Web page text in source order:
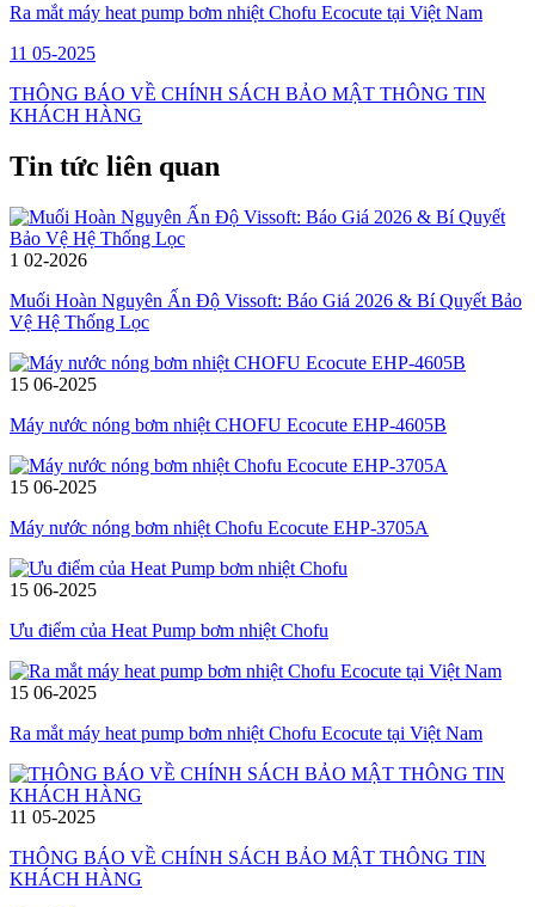
Ra mắt máy heat pump bơm nhiệt Chofu Ecocute tại Việt Nam
11 05-2025
THÔNG BÁO VỀ CHÍNH SÁCH BẢO MẬT THÔNG TIN
KHÁCH HÀNG
Tin tức liên quan
1 02-2026
Muối Hoàn Nguyên Ấn Độ Vissoft: Báo Giá 2026 & Bí Quyết Bảo
Vệ Hệ Thống Lọc
15 06-2025
Máy nước nóng bơm nhiệt CHOFU Ecocute EHP-4605B
15 06-2025
Máy nước nóng bơm nhiệt Chofu Ecocute EHP-3705A
15 06-2025
Ưu điểm của Heat Pump bơm nhiệt Chofu
15 06-2025
Ra mắt máy heat pump bơm nhiệt Chofu Ecocute tại Việt Nam
11 05-2025
THÔNG BÁO VỀ CHÍNH SÁCH BẢO MẬT THÔNG TIN
KHÁCH HÀNG